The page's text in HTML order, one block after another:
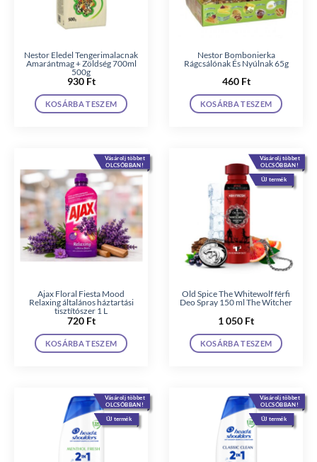
Nestor Eledel Tengerimalacnak
Amarántmag + Zöldség 700ml
500g
930 Ft
KOSÁRBA TESZEM
Nestor Bombonierka
Rágcsálónak És Nyúlnak 65g
460 Ft
KOSÁRBA TESZEM
Vásárolj többet
OLCSÓBBAN!
Ajax Floral Fiesta Mood
Relaxing általános háztartási
tisztítószer 1 L
720 Ft
KOSÁRBA TESZEM
Vásárolj többet
OLCSÓBBAN!
ÚJ termék
Old Spice The Whitewolf férfi
Deo Spray 150 ml The Witcher
1 050 Ft
KOSÁRBA TESZEM
Vásárolj többet
OLCSÓBBAN!
ÚJ termék
Vásárolj többet
OLCSÓBBAN!
ÚJ termék